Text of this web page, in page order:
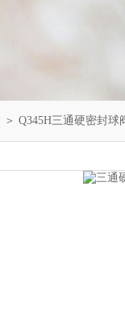
＞ Q345H三通硬密封球